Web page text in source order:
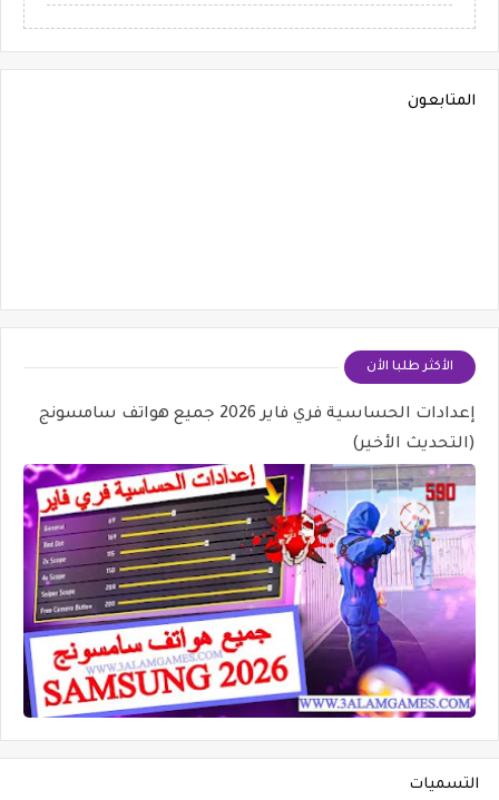
المتابعون
الأكثر طلبا الأن
إعدادات الحساسية فري فاير 2026 جميع هواتف سامسونج
(التحديث الأخير)
التسميات